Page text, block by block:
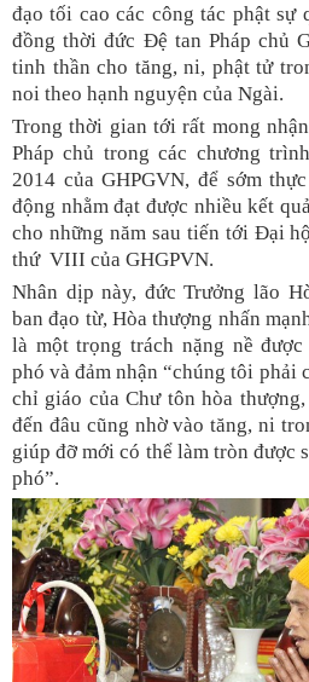
đạo tối cao các công tác phật sự
đồng thời đức Đệ tan Pháp chủ
tinh thần cho tăng, ni, phật tử
noi theo hạnh nguyện của Ngài.
Trong thời gian tới rất mong
Pháp chủ trong các chương
2014 của GHPGVN, để sớm
động nhằm đạt được nhiều kết
cho những năm sau tiến tới Đại
thứ VIII của GHGPVN.
Nhân dịp này, đức Trưởng lão
ban đạo từ, Hòa thượng nhấn
là một trọng trách nặng nề
phó và đảm nhận “chúng tôi phải
chỉ giáo của Chư tôn hòa
đến đâu cũng nhờ vào tăng, ni
giúp đỡ mới có thể làm tròn được
phó”.